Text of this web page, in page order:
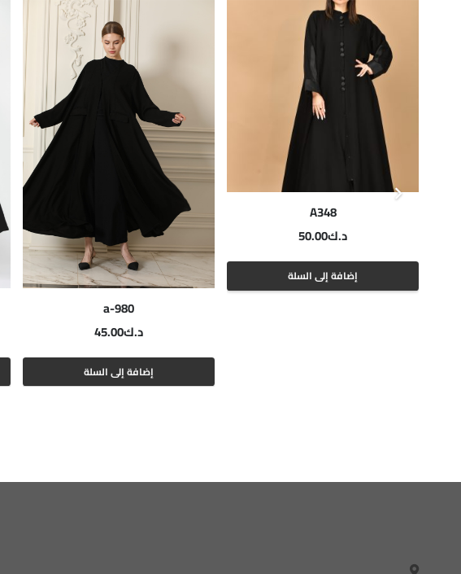
A348
د.ك50.00
إضافة إلى السلة
a-980
د.ك45.00
إضافة إلى السلة